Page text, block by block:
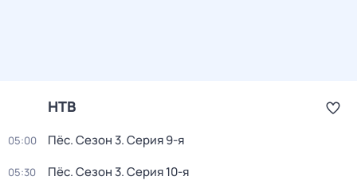
НТВ
05:00 Пёс. Сезон 3. Серия 9-я
05:30 Пёс. Сезон 3. Серия 10-я